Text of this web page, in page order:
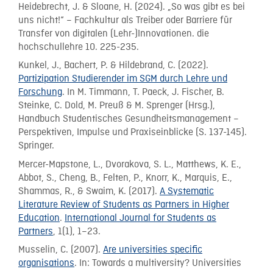
Heidebrecht, J. & Sloane, H. (2024). „So was gibt es bei
uns nicht!“ – Fachkultur als Treiber oder Barriere für
Transfer von digitalen (Lehr-)Innovationen. die
hochschullehre 10. 225-235.
Kunkel, J., Bachert, P. & Hildebrand, C. (2022).
Partizipation Studierender im SGM durch Lehre und
Forschung. In M. Timmann, T. Paeck, J. Fischer, B.
Steinke, C. Dold, M. Preuß & M. Sprenger (Hrsg.),
Handbuch Studentisches Gesundheitsmanagement –
Perspektiven, Impulse und Praxiseinblicke (S. 137-145).
Springer.
Mercer-Mapstone, L., Dvorakova, S. L., Matthews, K. E.,
Abbot, S., Cheng, B., Felten, P., Knorr, K., Marquis, E.,
Shammas, R., & Swaim, K. (2017). A Systematic
Literature Review of Students as Partners in Higher
Education. International Journal for Students as
Partners, 1(1), 1–23.
Musselin, C. (2007). Are universities specific
organisations. In: Towards a multiversity? Universities